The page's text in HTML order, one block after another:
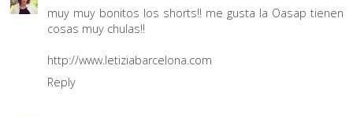
muy muy bonitos los shorts!! me gusta la Oasap tienen
cosas muy chulas!!
http://www.letiziabarcelona.com
Reply